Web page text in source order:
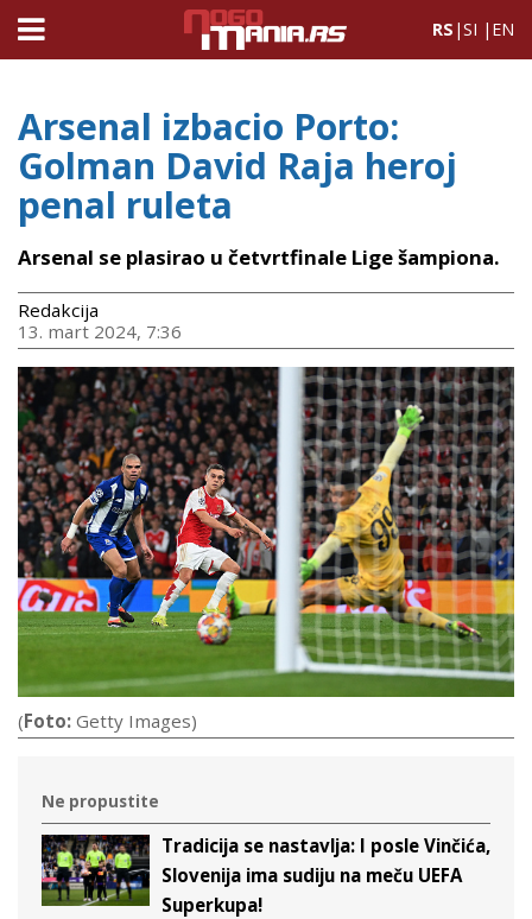
RS |SI | EN
Arsenal izbacio Porto:
Golman David Raja heroj
penal ruleta
Arsenal se plasirao u četvrtfinale Lige šampiona.
Redakcija
13. mart 2024, 7:36
(Foto: Getty Images)
Ne propustite
Tradicija se nastavlja: I posle Vinčića,
Slovenija ima sudiju na meču UEFA
Superkupa!